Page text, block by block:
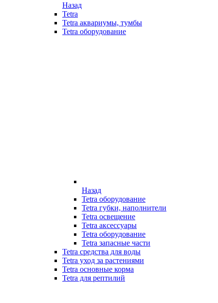
Назад
Tetra
Tetra аквариумы, тумбы
Tetra оборудование
Назад
Tetra оборудование
Tetra губки, наполнители
Tetra освещение
Tetra аксессуары
Tetra оборудование
Tetra запасные части
Tetra средства для воды
Tetra уход за растениями
Tetra основные корма
Tetra для рептилий